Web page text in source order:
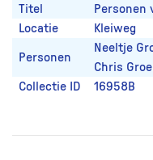
Titel
Personen
Locatie
Kleiweg
Personen
Neeltje
Chris
Collectie ID
16958B